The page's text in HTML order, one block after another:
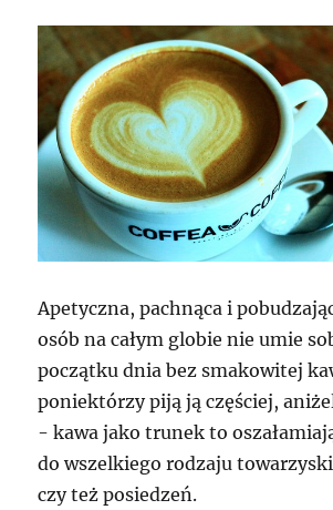
Apetyczna, pachnąca i
osób na całym globie nie umie
początku dnia bez smakowitej
poniektórzy piją ją częściej,
- kawa jako trunek to
do wszelkiego rodzaju
czy też posiedzeń.